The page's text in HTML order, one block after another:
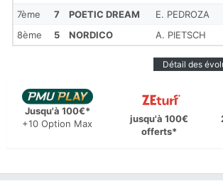
7ème
7 POETIC DREAM E. PEDROZA
8ème
5 NORDICO A. PIETSCH
Détail des
Jusqu'à 100€*
+10 Option Max
jusqu'à 100€
offerts*